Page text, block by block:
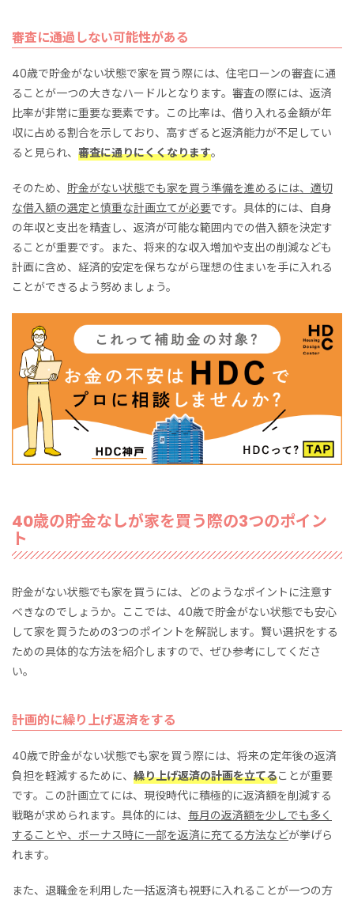
審査に通過しない可能性がある
40歳で貯金がない状態で家を買う際には、住宅ローンの審査に通
ることが一つの大きなハードルとなります。審査の際には、返済
比率が非常に重要な要素です。この比率は、借り入れる金額が年
収に占める割合を示しており、高すぎると返済能力が不足してい
ると見られ、 審査に通りにくくなります。
そのため、 貯金がない状態でも家を買う準備を進めるには、適切
な借入額の選定と慎重な計画立てが必要です。具体的には、自身
の年収と支出を精査し、返済が可能な範囲内での借入額を決定す
ることが重要です。また、将来的な収入増加や支出の削減なども
計画に含め、経済的安定を保ちながら理想の住まいを手に入れる
ことができるよう努めましょう。
40歳の貯金なしが家を買う際の3つのポイン
ト
貯金がない状態でも家を買うには、どのようなポイントに注意す
べきなのでしょうか。ここでは、40歳で貯金がない状態でも安心
して家を買うための3つのポイントを解説します。賢い選択をする
ための具体的な方法を紹介しますので、ぜひ参考にしてくださ
い。
計画的に繰り上げ返済をする
40歳で貯金がない状態でも家を買う際には、将来の定年後の返済
負担を軽減するために、 繰り上げ返済の計画を立てることが重要
です。この計画立てには、現役時代に積極的に返済額を削減する
戦略が求められます。具体的には、 毎月の返済額を少しでも多く
することや、ボーナス時に一部を返済に充てる方法などが挙げら
れます。
また、退職金を利用した一括返済も視野に入れることが一つの方